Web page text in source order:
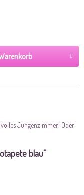
Jungenzimmer! Oder
blau"